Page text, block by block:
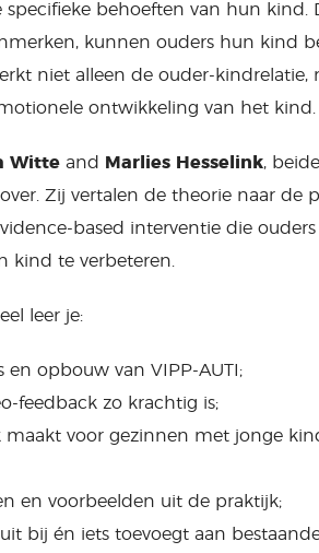
specifieke behoeften van hun kind.
kunnen ouders hun kind
niet alleen de ouder-kindrelatie,
ontwikkeling van het kind.
Witte and Marlies Hesselink,
Zij vertalen de theorie naar
based interventie die
kind te verbeteren.
leer je:
en opbouw van VIPP-AUTI;
feedback zo krachtig is;
maakt voor gezinnen met jonge
en voorbeelden uit de praktijk;
bij én iets toevoegt aan